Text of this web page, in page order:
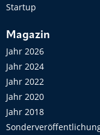
Startup
Magazin
Jahr 2026
Jahr 2024
Jahr 2022
Jahr 2020
Jahr 2018